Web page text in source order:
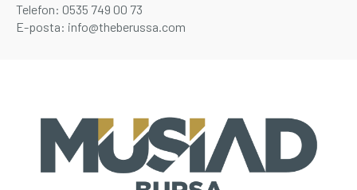
İletişim Hakkımızda
Telefon: 0535 749 00 73
E-posta: info@theberussa.com